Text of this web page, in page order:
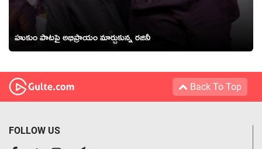
హుకుం పాట‌పై అభిప్రాయం మార్చుకున్న ర‌జినీ
Back To Top
FOLLOW US